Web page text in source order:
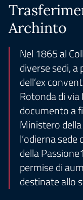
Archinto
Nel 1865 al
diverse sedi,
dell’ex
Rotonda di via
documento a
Ministero
l’odierna
della
permise di
destinate allo